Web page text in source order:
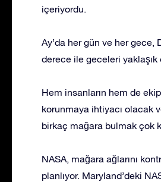
içeriyordu.
Ay’da her gün ve her gece,
derece ile geceleri
Hem insanların hem de
korunmaya ihtiyacı olacak
birkaç mağara bulmak çok
NASA, mağara ağlarını
planlıyor. Maryland’deki